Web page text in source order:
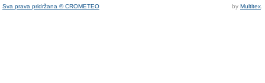
Sva prava pridržana © CROMETEO by Multitex